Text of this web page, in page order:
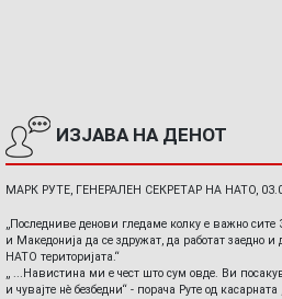
ИЗЈАВА НА ДЕНОТ
МАРК РУТЕ, ГЕНЕРАЛЕН СЕКРЕТАР НА НАТО,
„Последниве денови гледаме колку е важно сите
и Македонија да се здружат, да работат заедно и
НАТО територијата.“
„ ...Навистина ми е чест што сум овде. Ви
и чувајте нè безбедни“ - порача Руте од